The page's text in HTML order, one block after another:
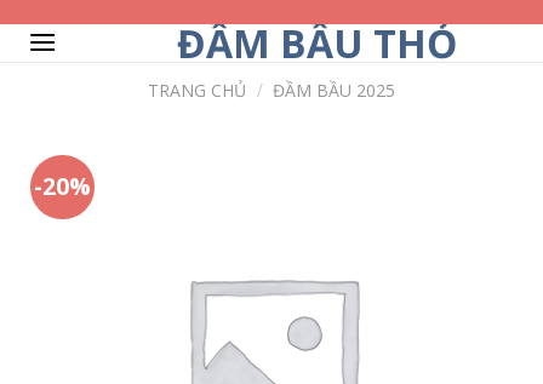
ĐẦM BẦU THỎ
TRANG CHỦ / ĐẦM BẦU 2025
-20%